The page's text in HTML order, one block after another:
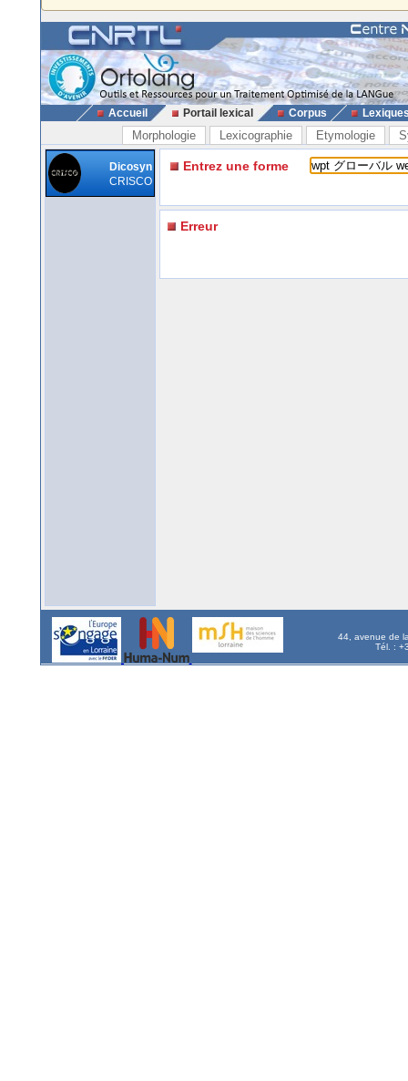
Accueil Portail lexical Corpus
Morphologie Lexicographie Etymologie
Dicosyn
CRISCO
Entrez une forme
Erreur
44, avenue de
Tél. :